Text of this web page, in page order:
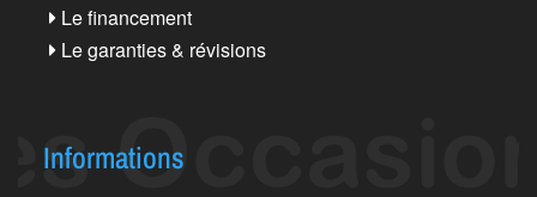
Le financement
Le garanties & révisions
Informations